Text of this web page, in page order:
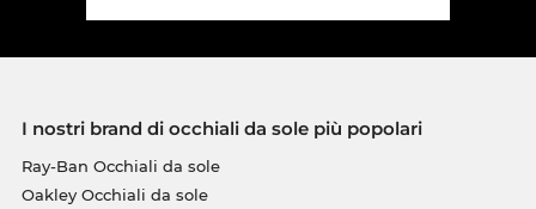
I nostri brand di occhiali da sole più popolari
Ray-Ban Occhiali da sole
Oakley Occhiali da sole